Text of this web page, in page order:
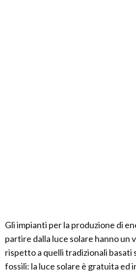
Gli impianti per la produzione di
partire dalla luce solare hanno un
rispetto a quelli tradizionali basati
fossili: la luce solare è gratuita ed